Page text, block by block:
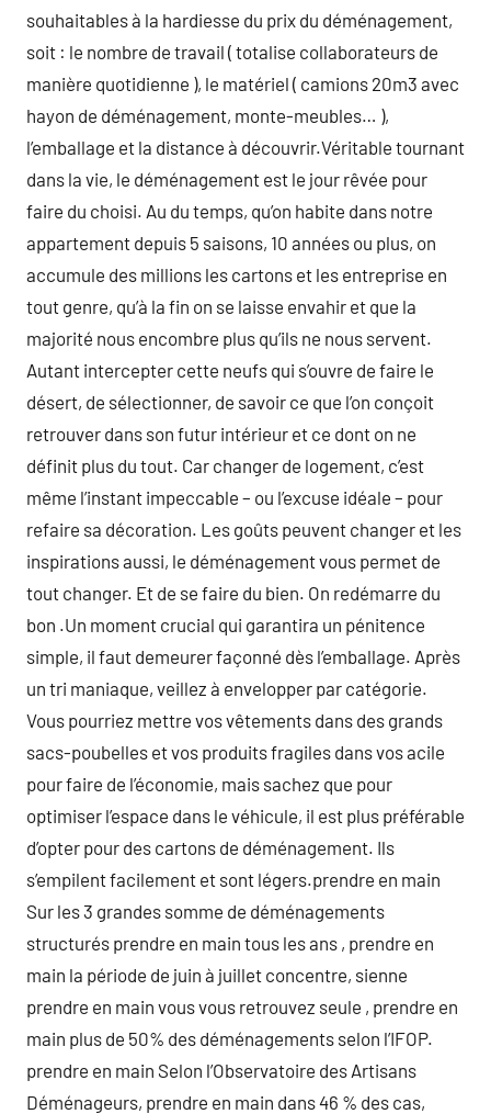
souhaitables à la hardiesse du prix du déménagement,
soit : le nombre de travail ( totalise collaborateurs de
manière quotidienne ), le matériel ( camions 20m3 avec
hayon de déménagement, monte-meubles… ),
l’emballage et la distance à découvrir.Véritable tournant
dans la vie, le déménagement est le jour rêvée pour
faire du choisi. Au du temps, qu’on habite dans notre
appartement depuis 5 saisons, 10 années ou plus, on
accumule des millions les cartons et les entreprise en
tout genre, qu’à la fin on se laisse envahir et que la
majorité nous encombre plus qu’ils ne nous servent.
Autant intercepter cette neufs qui s’ouvre de faire le
désert, de sélectionner, de savoir ce que l’on conçoit
retrouver dans son futur intérieur et ce dont on ne
définit plus du tout. Car changer de logement, c’est
même l’instant impeccable – ou l’excuse idéale – pour
refaire sa décoration. Les goûts peuvent changer et les
inspirations aussi, le déménagement vous permet de
tout changer. Et de se faire du bien. On redémarre du
bon .Un moment crucial qui garantira un pénitence
simple, il faut demeurer façonné dès l’emballage. Après
un tri maniaque, veillez à envelopper par catégorie.
Vous pourriez mettre vos vêtements dans des grands
sacs-poubelles et vos produits fragiles dans vos acile
pour faire de l’économie, mais sachez que pour
optimiser l’espace dans le véhicule, il est plus préférable
d’opter pour des cartons de déménagement. Ils
s’empilent facilement et sont légers.prendre en main
Sur les 3 grandes somme de déménagements
structurés prendre en main tous les ans , prendre en
main la période de juin à juillet concentre, sienne
prendre en main vous vous retrouvez seule , prendre en
main plus de 50% des déménagements selon l’IFOP.
prendre en main Selon l’Observatoire des Artisans
Déménageurs, prendre en main dans 46 % des cas,